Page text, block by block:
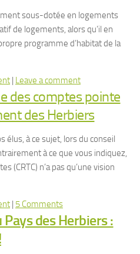
sous-dotée en logements
de logements, alors qu’il en
programme d’habitat de la
| Leave a comment
des comptes pointe
des Herbiers
élus, à ce sujet, lors du conseil
à ce que vous indiquez,
(CRTC) n’a pas qu’une vision
| 5 Comments
Pays des Herbiers :